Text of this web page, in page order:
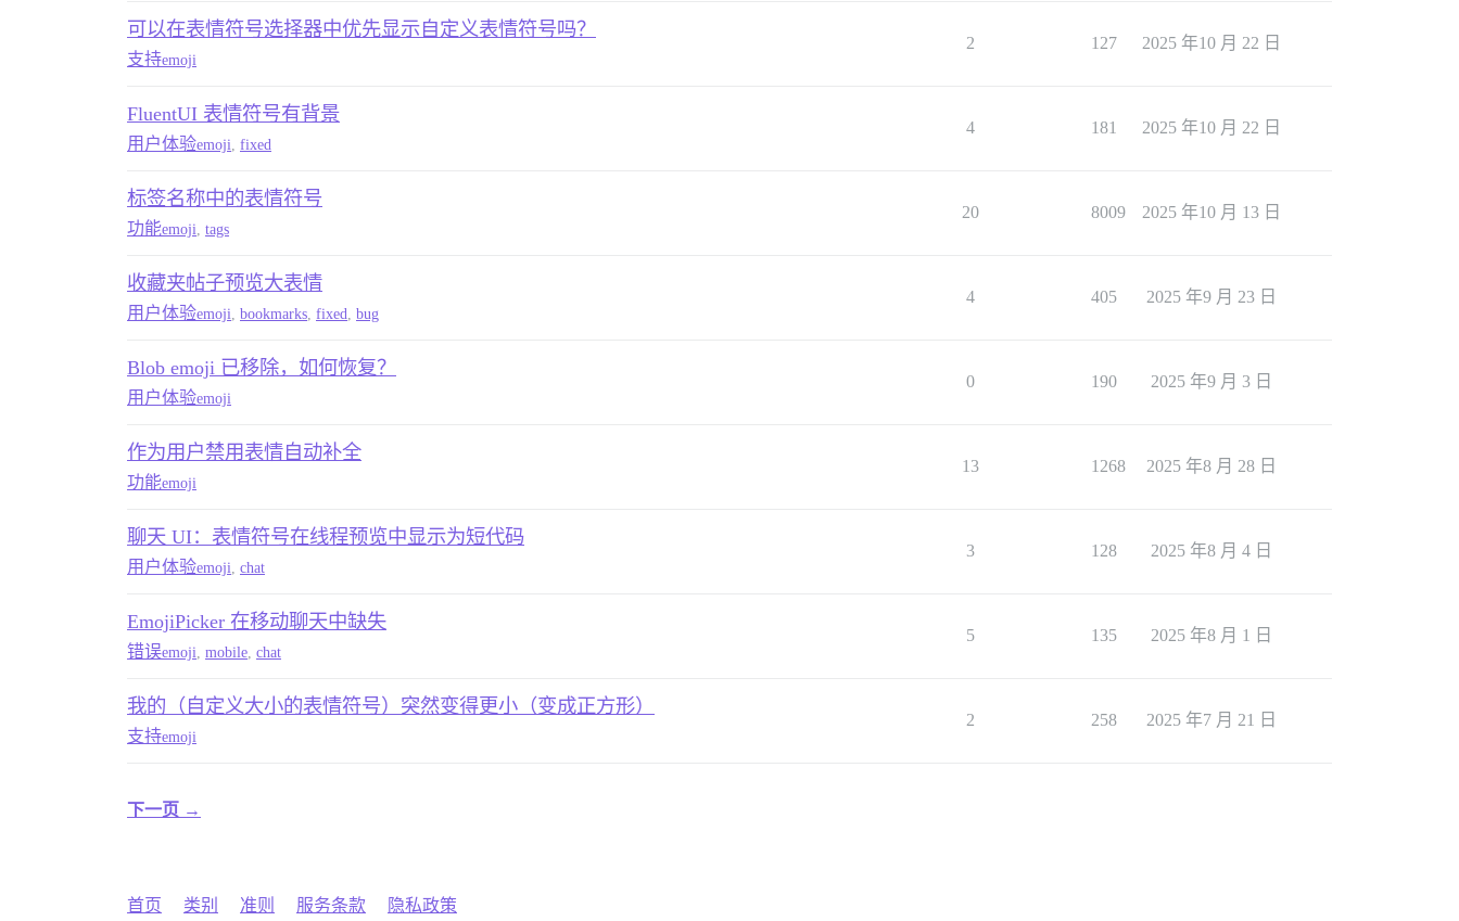
可以在表情符号选择器中优先显示自定义表情符号吗？
支持emoji
2 127 2025 年10 月 22 日
FluentUI 表情符号有背景
用户体验emoji fixed
4 181 2025 年10 月 22 日
标签名称中的表情符号
功能emoji tags
20 8009 2025 年10 月 13 日
收藏夹帖子预览大表情
用户体验emoji bookmarks fixed bug
4 405 2025 年9 月 23 日
Blob emoji 已移除，如何恢复？
用户体验emoji
0 190 2025 年9 月 3 日
作为用户禁用表情自动补全
功能emoji
13 1268 2025 年8 月 28 日
聊天 UI：表情符号在线程预览中显示为短代码
用户体验emoji chat
3 128 2025 年8 月 4 日
EmojiPicker 在移动聊天中缺失
错误emoji mobile chat
5 135 2025 年8 月 1 日
我的（自定义大小的表情符号）突然变得更小（变成正方形）
支持emoji
2 258 2025 年7 月 21 日
下一页 →
首页 类别 准则 服务条款 隐私政策